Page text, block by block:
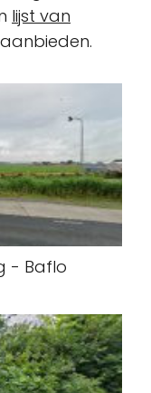
lijst van
- Baflo